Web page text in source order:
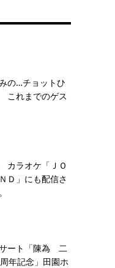
の…チョットひ
これまでのゲス
カラオケ「ＪＯ
Ｄ」にも配信さ
ート「陳為 二
年記念」田園ホ